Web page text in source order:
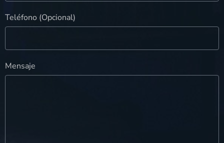
Teléfono (Opcional)
Mensaje